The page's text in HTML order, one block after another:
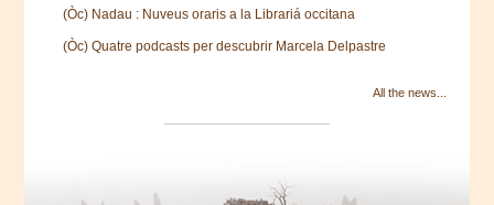
(Òc) Nadau : Nuveus oraris a la Librariá occitana
(Òc) Quatre podcasts per descubrir Marcela Delpastre
All the news...